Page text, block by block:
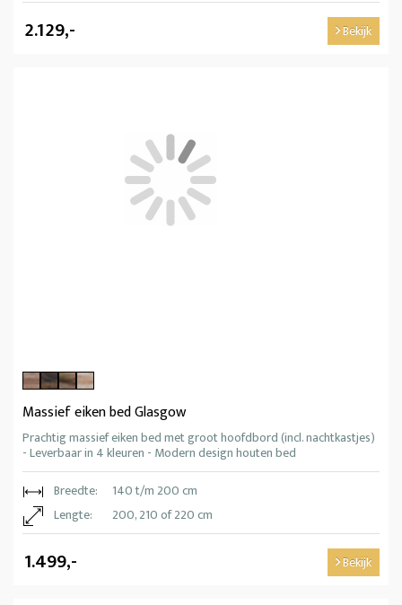
2.129,- Bekijk
Massief eiken bed Glasgow
Prachtig massief eiken bed met groot hoofdbord (incl. nachtkastjes)
- Leverbaar in 4 kleuren - Modern design houten bed
Breedte:
140 t/m 200 cm
Lengte:
200, 210 of 220 cm
1.499,- Bekijk